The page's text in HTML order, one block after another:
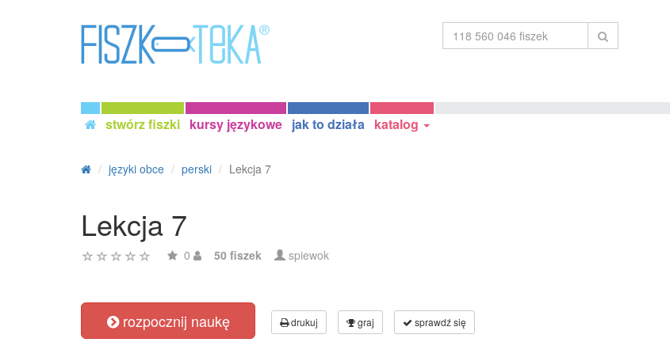
stwórz fiszki kursy językowe jak to działa katalog
języki obce perski Lekcja 7
Lekcja 7
0 50 fiszek spiewok
rozpocznij naukę drukuj graj sprawdź się